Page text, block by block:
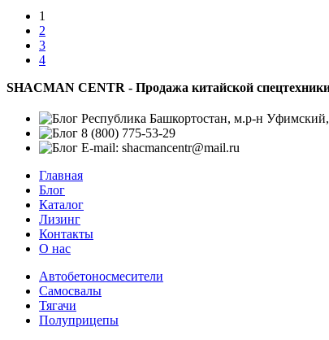
1
2
3
4
SHACMAN CENTR - Продажа китайской
Республика Башкортостан, м.р-н Уфимский,
8 (800) 775-53-29
E-mail: shacmancentr@mail.ru
Главная
Блог
Каталог
Лизинг
Контакты
О нас
Автобетоносмесители
Самосвалы
Тягачи
Полуприцепы